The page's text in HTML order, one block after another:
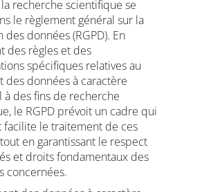
recherche scientifique se
le règlement général sur la
données (RGPD). En
des règles et des
spécifiques relatives au
des données à caractère
à des fins de recherche
le RGPD prévoit un cadre qui
facilite le traitement de ces
en garantissant le respect
et droits fondamentaux des
concernées.